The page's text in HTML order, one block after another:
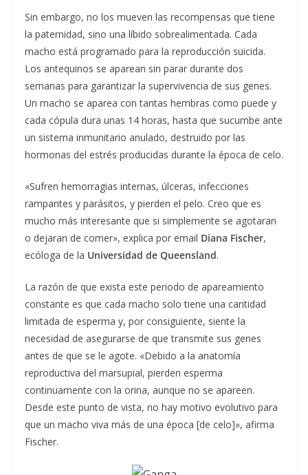
Sin embargo, no los mueven las recompensas que tiene
la paternidad, sino una líbido sobrealimentada. Cada
macho está programado para la reproducción suicida.
Los antequinos se aparean sin parar durante dos
semanas para garantizar la supervivencia de sus genes.
Un macho se aparea con tantas hembras como puede y
cada cópula dura unas 14 horas, hasta que sucumbe ante
un sistema inmunitario anulado, destruido por las
hormonas del estrés producidas durante la época de celo.
«Sufren hemorragias internas, úlceras, infecciones
rampantes y parásitos, y pierden el pelo. Creo que es
mucho más interesante que si simplemente se agotaran
o dejaran de comer», explica por email Diana Fischer,
ecóloga de la Universidad de Queensland.
La razón de que exista este periodo de apareamiento
constante es que cada macho solo tiene una cantidad
limitada de esperma y, por consiguiente, siente la
necesidad de asegurarse de que transmite sus genes
antes de que se le agote. «Debido a la anatomía
reproductiva del marsupial, pierden esperma
continuamente con la orina, aunque no se apareen.
Desde este punto de vista, no hay motivo evolutivo para
que un macho viva más de una época [de celo]», afirma
Fischer.